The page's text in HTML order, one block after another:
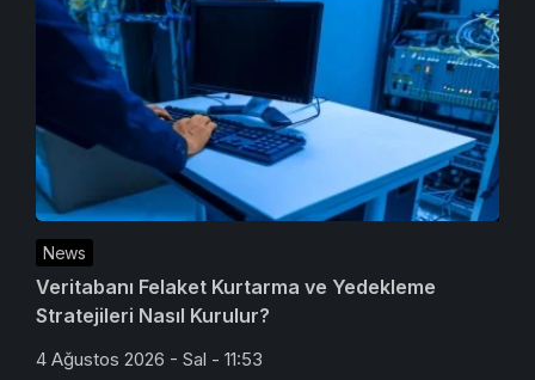
News
Veritabanı Felaket Kurtarma ve Yedekleme
Stratejileri Nasıl Kurulur?
4 Ağustos 2026 - Sal - 11:53